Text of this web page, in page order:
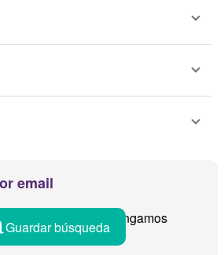
email
avisamos cuando tengamos
Guardar búsqueda